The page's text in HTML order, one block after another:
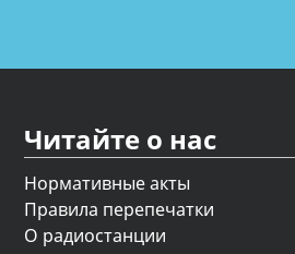
Читайте о нас
Нормативные акты
Правила перепечатки
О радиостанции